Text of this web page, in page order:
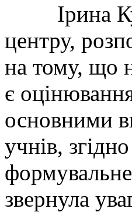
Ірина
центру,
на тому, що
є
основними
учнів,
звернула